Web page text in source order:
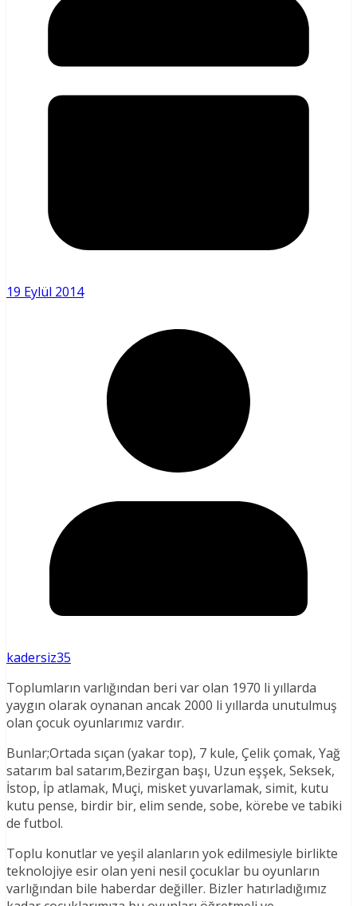
19 Eylül 2014
kadersiz35
Toplumların varlığından beri var olan 1970 li yıllarda
yaygın olarak oynanan ancak 2000 li yıllarda unutulmuş
olan çocuk oyunlarımız vardır.
Bunlar;Ortada sıçan (yakar top), 7 kule, Çelik çomak, Yağ
satarım bal satarım,Bezirgan başı, Uzun eşşek, Seksek,
İstop, İp atlamak, Muçi, misket yuvarlamak, simit, kutu
kutu pense, birdir bir, elim sende, sobe, körebe ve tabiki
de futbol.
Toplu konutlar ve yeşil alanların yok edilmesiyle birlikte
teknolojiye esir olan yeni nesil çocuklar bu oyunların
varlığından bile haberdar değiller. Bizler hatırladığımız